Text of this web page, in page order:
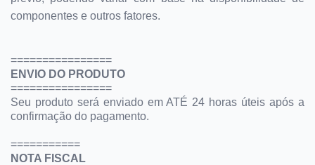
componentes e outros fatores.
================
ENVIO DO PRODUTO
================
Seu produto será enviado em ATÉ 24 horas úteis após a
confirmação do pagamento.
===========
NOTA FISCAL